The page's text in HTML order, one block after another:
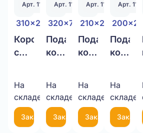
Арт. 110035
310x240x115
Коробка
с
Т-24
бурый
На
складе:
Под
заказ
Заказать
Арт. 110128
320x70x250
Подарочный
короб
бурый
На
складе:
Под
заказ
Заказать
Арт. 110136
210x210x375
Подарочный
короб
бурый
На
складе:
Под
заказ
Заказать
Арт.
короб
бурый
На
складе: